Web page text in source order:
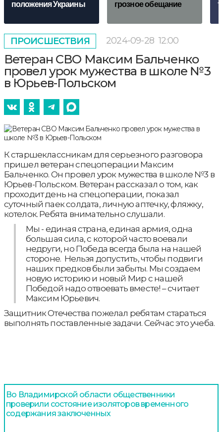
положения Украины
грозное обещание
ПРОИСШЕСТВИЯ 2024-09-28 12:00
Ветеран СВО Максим Бальченко
провел урок мужества в школе №3
в Юрьев-Польском
К старшеклассникам для серьезного разговора
пришел ветеран спецоперации Максим
Бальченко. Он провел урок мужества в школе №3 в
Юрьев-Польском. Ветеран рассказал о том, как
проходит день на спецоперации, показал
суточный паек солдата, личную аптечку, фляжку,
котелок. Ребята внимательно слушали.
Мы - единая страна, единая армия, одна
большая сила, с которой часто воевали
недруги, но Победа всегда была на нашей
стороне. Нельзя допустить, чтобы подвиги
наших предков были забыты. Мы создаем
новую историю и новый Мир с нашей
Победой надо отвоевать вместе! – считает
Максим Юрьевич.
Защитник Отечества пожелал ребятам стараться
выполнять поставленные задачи. Сейчас это учеба.
Во Владимирской области общественники
проверили состояние изоляторов временного
содержания заключенных